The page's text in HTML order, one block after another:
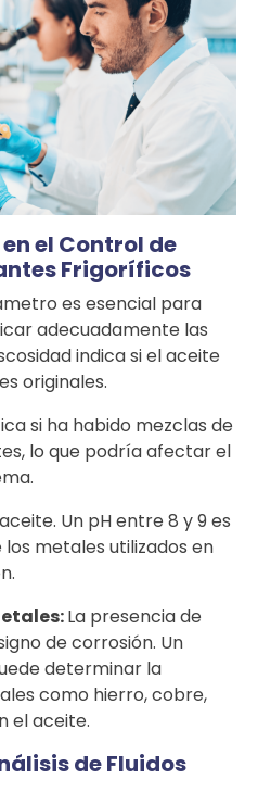
el Control de
Frigoríficos
es esencial para
adecuadamente las
indica si el aceite
originales.
si ha habido mezclas de
lo que podría afectar el
Un pH entre 8 y 9 es
metales utilizados en
La presencia de
de corrosión. Un
determinar la
como hierro, cobre,
el aceite.
de Fluidos